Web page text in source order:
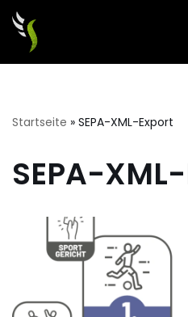
Zum
Inhalt
Startseite » SEPA-XML-Export
SEPA-